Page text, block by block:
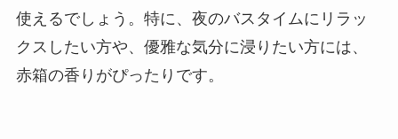
使えるでしょう。特に、夜のバスタイムにリラッ
クスしたい方や、優雅な気分に浸りたい方には、
赤箱の香りがぴったりです。